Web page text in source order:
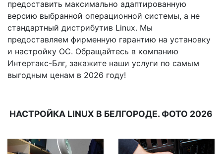
предоставить максимально адаптированную
версию выбранной операционной системы, а не
стандартный дистрибутив Linux. Мы
предоставляем фирменную гарантию на установку
и настройку ОС. Обращайтесь в компанию
Интертакс-Блг, закажите наши услуги по самым
выгодным ценам в 2026 году!
НАСТРОЙКА LINUX В БЕЛГОРОДЕ. ФОТО 2026